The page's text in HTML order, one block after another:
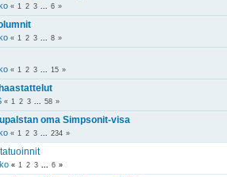
« 1 2 3 ... 6 »
« 1 2 3 ... 8 »
« 1 2 3 ... 15 »
« 1 2 3 ... 58 »
oma Simpsonit-visa
« 1 2 3 ... 234 »
« 1 2 3 ... 6 »